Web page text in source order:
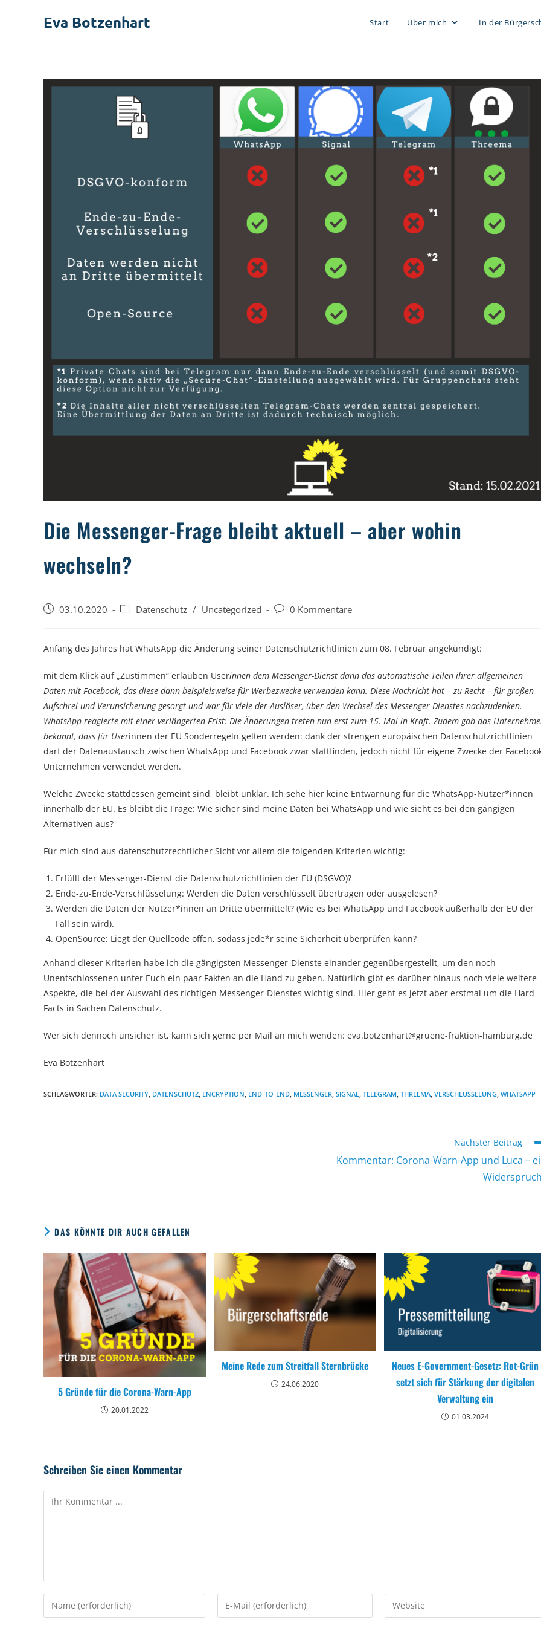
Eva Botzenhart Start Über mich In der
Die Messenger-Frage bleibt aktuell – aber wohin
wechseln?
Beitrag03.10.2020
Beitrags-Datenschutz / Uncategorized
Beitrags-
0 Kommentare
Anfang des Jahres hat WhatsApp die Änderung seiner Datenschutzrichtlinien zum 08. Februar angekündigt:
mit dem Klick auf „Zustimmen“ erlauben Userinnen dem Messenger-Dienst dann das automatische Teilen ihrer allgemeinen
Daten mit Facebook, das diese dann beispielsweise für Werbezwecke verwenden kann. Diese Nachricht hat – zu Recht – für großen
Aufschrei und Verunsicherung gesorgt und war für viele der Auslöser, über den Wechsel des Messenger-Dienstes nachzudenken.
WhatsApp reagierte mit einer verlängerten Frist: Die Änderungen treten nun erst zum 15. Mai in Kraft. Zudem gab das
bekannt, dass für Userinnen der EU Sonderregeln gelten werden: dank der strengen europäischen Datenschutzrichtlinien
darf der Datenaustausch zwischen WhatsApp und Facebook zwar stattfinden, jedoch nicht für eigene Zwecke der
Unternehmen verwendet werden.
Welche Zwecke stattdessen gemeint sind, bleibt unklar. Ich sehe hier keine Entwarnung für die WhatsApp-Nutzer*innen
innerhalb der EU. Es bleibt die Frage: Wie sicher sind meine Daten bei WhatsApp und wie sieht es bei den gängigen
Alternativen aus?
Für mich sind aus datenschutzrechtlicher Sicht vor allem die folgenden Kriterien wichtig:
Erfüllt der Messenger-Dienst die Datenschutzrichtlinien der EU (DSGVO)?
Ende-zu-Ende-Verschlüsselung: Werden die Daten verschlüsselt übertragen oder ausgelesen?
Werden die Daten der Nutzer*innen an Dritte übermittelt? (Wie es bei WhatsApp und Facebook außerhalb der EU der
Fall sein wird).
OpenSource: Liegt der Quellcode offen, sodass jede*r seine Sicherheit überprüfen kann?
Anhand dieser Kriterien habe ich die gängigsten Messenger-Dienste einander gegenübergestellt, um den noch
Unentschlossenen unter Euch ein paar Fakten an die Hand zu geben. Natürlich gibt es darüber hinaus noch viele weitere
Aspekte, die bei der Auswahl des richtigen Messenger-Dienstes wichtig sind. Hier geht es jetzt aber erstmal um die Hard-
Facts in Sachen Datenschutz.
Wer sich dennoch unsicher ist, kann sich gerne per Mail an mich wenden: eva.botzenhart@gruene-fraktion-hamburg.de
Eva Botzenhart
SCHLAGWÖRTER: DATA SECURITY, DATENSCHUTZ, ENCRYPTION, END-TO-END, MESSENGER, SIGNAL, TELEGRAM, THREEMA, VERSCHLÜSSELUNG, WHATSAPP
Nächster Beitrag
Kommentar: Corona-Warn-App und Luca –
DAS KÖNNTE DIR AUCH GEFALLEN
5 Gründe für die Corona-Warn-App
20.01.2022
Meine Rede zum Streitfall Sternbrücke
24.06.2020
Neues E-Government-Gesetz: Rot-Grün
setzt sich für Stärkung der digitalen
Verwaltung ein
01.03.2024
Schreiben Sie einen Kommentar
Kommentieren
Geben
Sie
Geben
Sie
Geben
Sie